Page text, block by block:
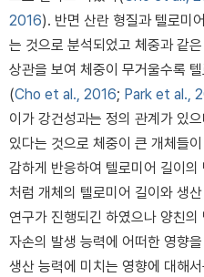
2016). 반면 산란 형질과 텔로미
는 것으로 분석되었고 체중과 같
상관을 보여 체중이 무거울수록
(Cho et al., 2016; Park et al.,
이가 강건성과는 정의 관계가 있
있다는 것으로 체중이 큰 개체들
감하게 반응하여 텔로미어 길이의
처럼 개체의 텔로미어 길이와 생
연구가 진행되긴 하였으나 양친
자손의 발생 능력에 어떠한 영향
생산 능력에 미치는 영향에 대해